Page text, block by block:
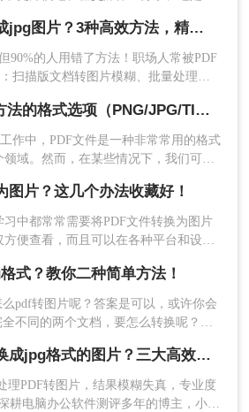
，上传PDF文件
片呢？本文将详细介绍几种PDF转图片
实现转换。
电脑如何把pdf转成jpg图片？3种高效方法，精准转换不踩坑！
90%的人用错了方法！职场人常被PDF
扫描版文档转图片模糊、批量处理繁
浪费时间。
PDF转JPG：3种方法的格式选项（PNG/JPG/TIFF）选择建议!
作中，PDF文件是一种非常常用的格式
域。然而，在某些情况下，我们可能
分享几种简单方法，有需要的小伙伴
图片？这几个办法收藏好！
中都常常需要将PDF文件转换为图片
便查看，而且可以在各种平台和设备
高效的方法。
式？教你二种简单方法！
pdf转图片呢？答案是可以，或许你会
不同的两个文档，要怎么转换呢？以
何把pdf转成jpg格式的方法，一起来
电脑怎样把pdf转换成jpg格式的图片？三大高效方法，精准保真一看就会！
理PDF转图片，结果模糊失真，专业度
耕电脑办公软件测评多年的博主，小编